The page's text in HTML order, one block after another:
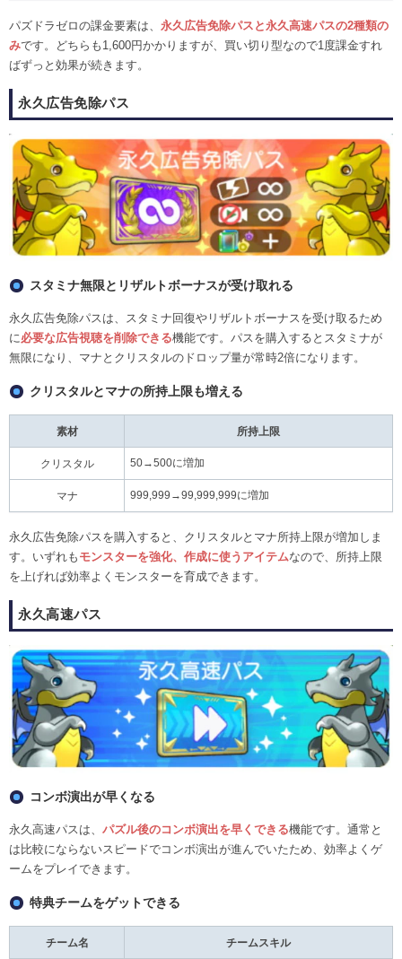
パズドラゼロの課金要素は、 永久広告免除パスと永久高速パスの2種類の
みです。どちらも1,600円かかりますが、買い切り型なので1度課金すれ
ばずっと効果が続きます。
永久広告免除パス
スタミナ無限とリザルトボーナスが受け取れる
永久広告免除パスは、スタミナ回復やリザルトボーナスを受け取るため
に 必要な広告視聴を削除できる機能です。パスを購入するとスタミナが
無限になり、マナとクリスタルのドロップ量が常時2倍になります。
クリスタルとマナの所持上限も増える
素材 所持上限
クリスタル 50→500に増加
マナ 999,999→99,999,999に増加
永久広告免除パスを購入すると、クリスタルとマナ所持上限が増加しま
す。いずれも モンスターを強化、作成に使うアイテムなので、所持上限
を上げれば効率よくモンスターを育成できます。
永久高速パス
コンボ演出が早くなる
永久高速パスは、 パズル後のコンボ演出を早くできる機能です。通常と
は比較にならないスピードでコンボ演出が進んでいたため、効率よくゲ
ームをプレイできます。
特典チームをゲットできる
チーム名 チームスキル